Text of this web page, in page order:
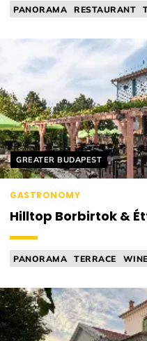
PANORAMA RESTAURANT
Helyszín címkék:
GREATER BUDAPEST
GASTRONOMY
Hilltop Borbirtok &
PANORAMA TERRACE